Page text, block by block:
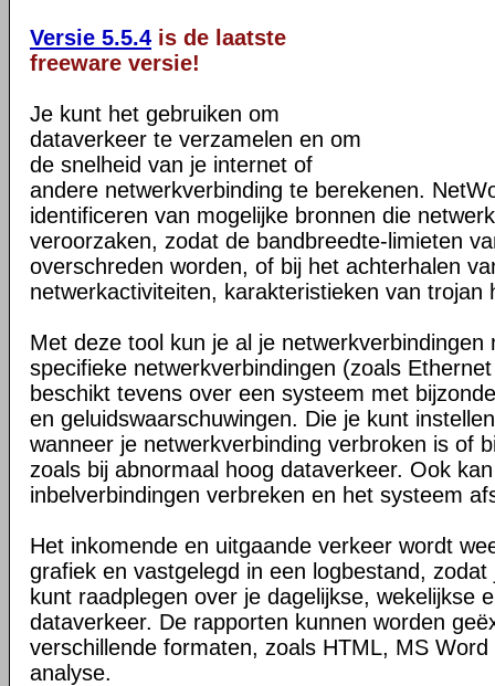
Versie 5.5.4 is de laatste
freeware versie!
Je kunt het gebruiken om
dataverkeer te verzamelen en om
de snelheid van je internet of
andere netwerkverbinding te berekenen.
identificeren van mogelijke bronnen die
veroorzaken, zodat de bandbreedte-limieten
overschreden worden, of bij het achterhalen
netwerkactiviteiten, karakteristieken van trojan
Met deze tool kun je al je netwerkverbindingen
specifieke netwerkverbindingen (zoals
beschikt tevens over een systeem met
en geluidswaarschuwingen. Die je kunt
wanneer je netwerkverbinding verbroken is of
zoals bij abnormaal hoog dataverkeer. Ook
inbelverbindingen verbreken en het systeem
Het inkomende en uitgaande verkeer wordt
grafiek en vastgelegd in een logbestand,
kunt raadplegen over je dagelijkse, wekelijkse
dataverkeer. De rapporten kunnen worden
verschillende formaten, zoals HTML, MS
analyse.